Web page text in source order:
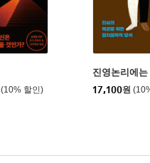
(10% 할인)
진영논리에
17,100원